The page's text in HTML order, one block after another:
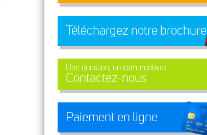
Téléchargez notre brochure
Une question, un commentaire...
Contactez-nous
Paiement en ligne